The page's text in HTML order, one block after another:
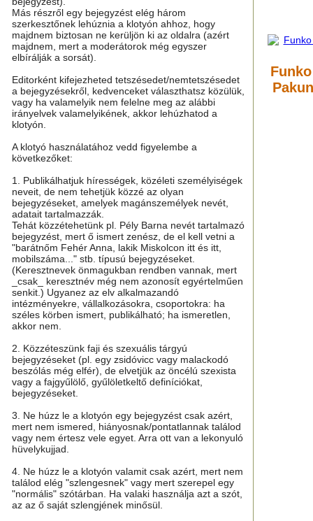
Más részről egy bejegyzést elég három
szerkesztőnek lehúznia a klotyón ahhoz, hogy
majdnem biztosan ne kerüljön ki az oldalra (azért
majdnem, mert a moderátorok még egyszer
elbírálják a sorsát).
Editorként kifejezheted tetszésedet/nemtetszésedet
a bejegyzésekről, kedvenceket választhatsz közülük,
vagy ha valamelyik nem felelne meg az alábbi
irányelvek valamelyikének, akkor lehúzhatod a
klotyón.
A klotyó használatához vedd figyelembe a
következőket:
1. Publikálhatjuk hírességek, közéleti személyiségek
neveit, de nem tehetjük közzé az olyan
bejegyzéseket, amelyek magánszemélyek nevét,
adatait tartalmazzák.
Tehát közzétehetünk pl. Pély Barna nevét tartalmazó
bejegyzést, mert ő ismert zenész, de el kell vetni a
"barátnőm Fehér Anna, lakik Miskolcon itt és itt,
mobilszáma..." stb. típusú bejegyzéseket.
(Keresztnevek önmagukban rendben vannak, mert
_csak_ keresztnév még nem azonosít egyértelműen
senkit.) Ugyanez az elv alkalmazandó
intézményekre, vállalkozásokra, csoportokra: ha
széles körben ismert, publikálható; ha ismeretlen,
akkor nem.
2. Közzéteszünk faji és szexuális tárgyú
bejegyzéseket (pl. egy zsidóvicc vagy malackodó
beszólás még elfér), de elvetjük az öncélú szexista
vagy a fajgyűlölő, gyűlöletkeltő definíciókat,
bejegyzéseket.
3. Ne húzz le a klotyón egy bejegyzést csak azért,
mert nem ismered, hiányosnak/pontatlannak találod
vagy nem értesz vele egyet. Arra ott van a lekonyuló
hüvelykujjad.
4. Ne húzz le a klotyón valamit csak azért, mert nem
találod elég "szlengesnek" vagy mert szerepel egy
"normális" szótárban. Ha valaki használja azt a szót,
az az ő saját szlengjének minősül.